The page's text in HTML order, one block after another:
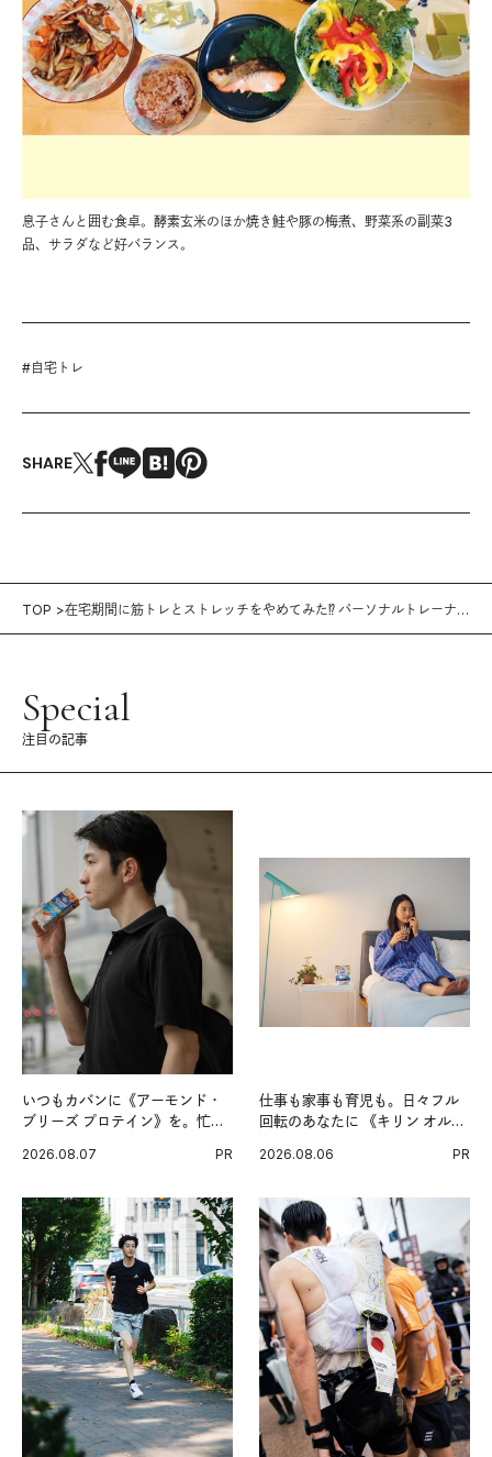
息子さんと囲む食卓。酵素玄米のほか焼き鮭や豚の梅煮、野菜系の副菜3
品、サラダなど好バランス。
#自宅トレ
SHARE
TOP
在宅期間に筋トレとストレッチをやめてみた⁉︎ パーソナルトレーナ
Special
注目の記事
いつもカバンに《アーモンド・
ブリーズ プロテイン》を。忙し
グ習慣。
2026.08.07 PR
仕事も家事も育児も。日々フル
回転のあなたに 《キリン オルニ
2026.08.06 PR